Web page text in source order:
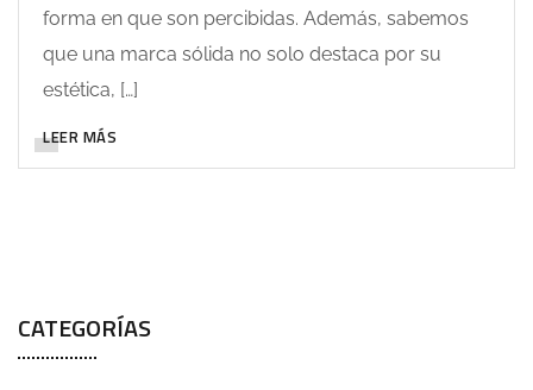
forma en que son percibidas. Además, sabemos
que una marca sólida no solo destaca por su
estética, […]
LEER MÁS
CATEGORÍAS